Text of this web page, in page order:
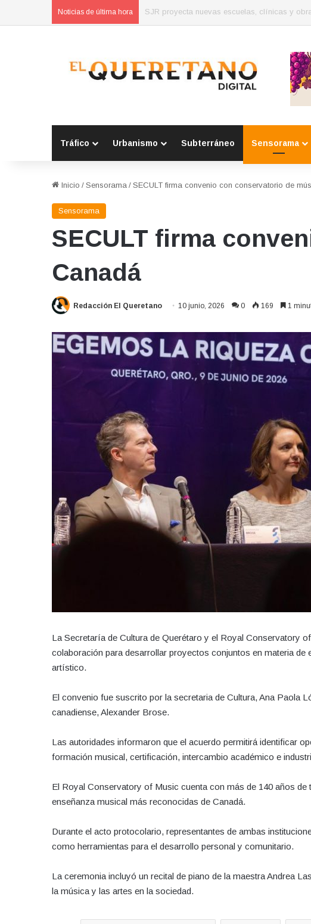
Noticias de última hora Concluyen cursos de autoempleo para
Tráfico Urbanismo Subterráneo Sensorama
Inicio / Sensorama / SECULT firma convenio con conservatorio de
Sensorama
SECULT firma
Canadá
Redacción El Queretano 10 junio, 2026 0 169 1
La Secretaría de Cultura de Querétaro y el Royal Conservatory
colaboración para desarrollar proyectos conjuntos en materia
artístico.
El convenio fue suscrito por la secretaria de Cultura, Ana Paola
canadiense, Alexander Brose.
Las autoridades informaron que el acuerdo permitirá identificar
formación musical, certificación, intercambio académico e
El Royal Conservatory of Music cuenta con más de 140 años
enseñanza musical más reconocidas de Canadá.
Durante el acto protocolario, representantes de ambas
como herramientas para el desarrollo personal y comunitario.
La ceremonia incluyó un recital de piano de la maestra Andrea
la música y las artes en la sociedad.